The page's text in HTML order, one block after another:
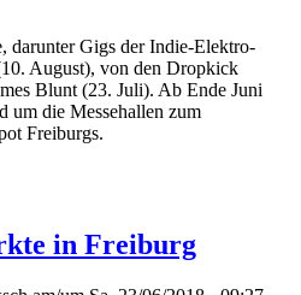
darunter Gigs der Indie-Elektro-
August), von den Dropkick
Blunt (23. Juli). Ab Ende Juni
um die Messehallen zum
Freiburgs.
in Freiburg